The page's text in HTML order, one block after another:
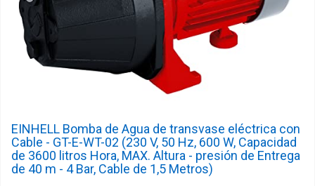
EINHELL Bomba de Agua de transvase eléctrica con
Cable - GT-E-WT-02 (230 V, 50 Hz, 600 W, Capacidad
de 3600 litros Hora, MAX. Altura - presión de Entrega
de 40 m - 4 Bar, Cable de 1,5 Metros)